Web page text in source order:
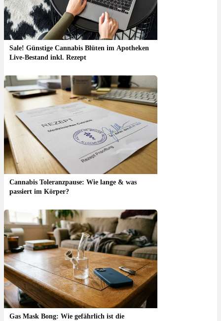
Sale! Günstige Cannabis Blüten im Apotheken
Live-Bestand inkl. Rezept
Cannabis Toleranzpause: Wie lange & was
passiert im Körper?
Gas Mask Bong: Wie gefährlich ist die